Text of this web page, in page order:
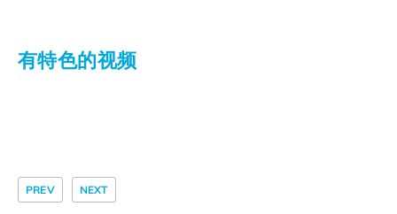
有特色的视频
PREV NEXT